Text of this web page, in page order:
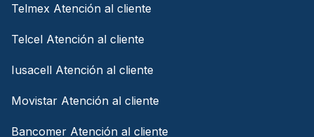
Telmex Atención al cliente
Telcel Atención al cliente
Iusacell Atención al cliente
Movistar Atención al cliente
Bancomer Atención al cliente